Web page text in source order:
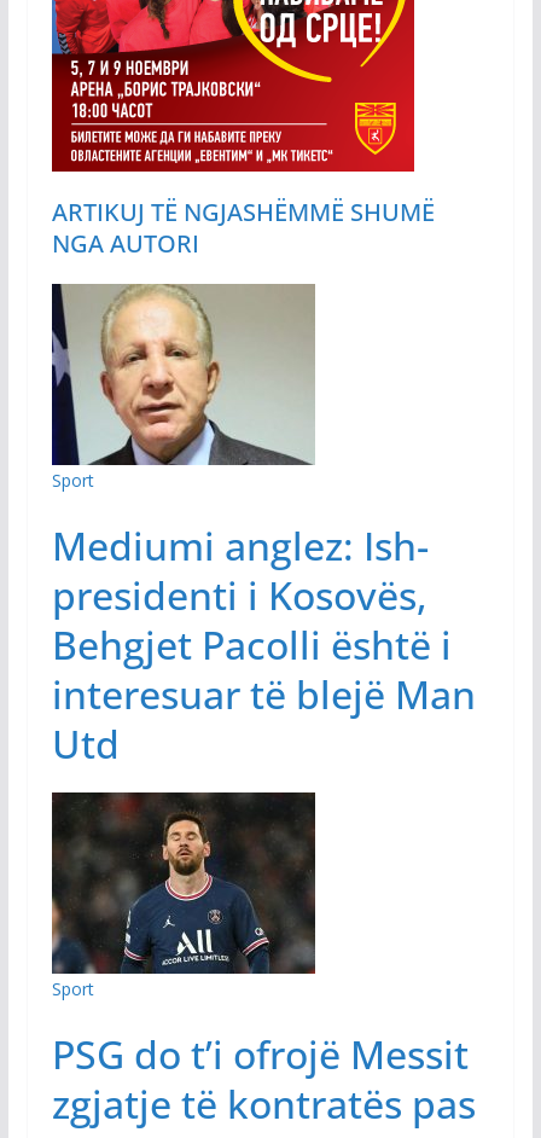
ARTIKUJ TË NGJASHËMMË SHUMË
NGA AUTORI
Sport
Mediumi anglez: Ish-
presidenti i Kosovës,
Behgjet Pacolli është i
interesuar të blejë Man
Utd
Sport
PSG do t’i ofrojë Messit
zgjatje të kontratës pas